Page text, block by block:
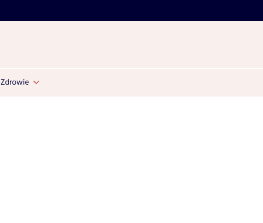
Zdrowie